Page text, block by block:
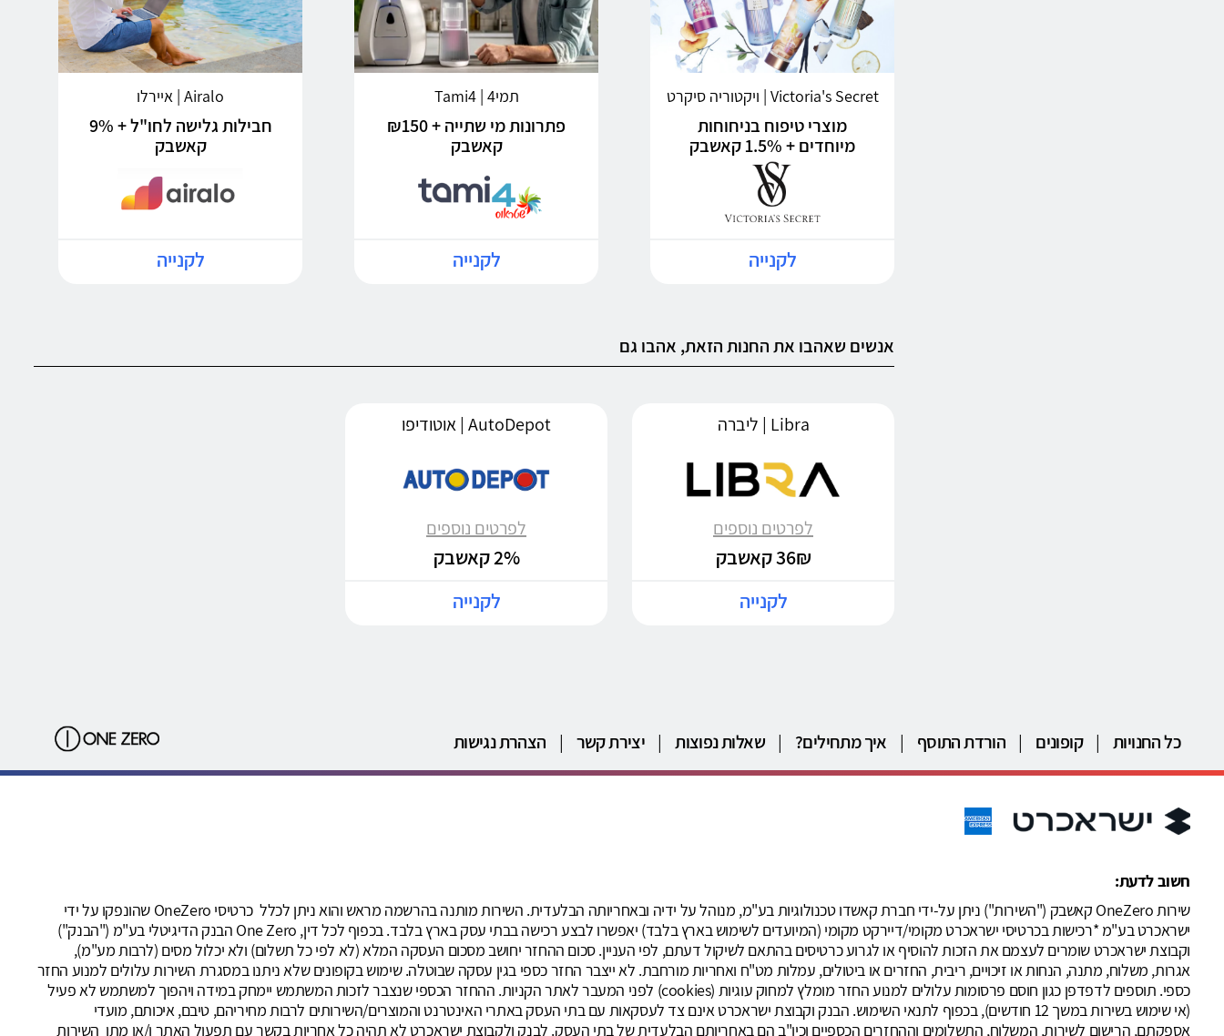
Victoria's Secret | ויקטוריה סיקרט
מוצרי טיפוח בניחוחות
מיוחדים + 1.5% קאשבק
לקנייה
תמי4 | Tami4
פתרונות מי שתייה + ₪150
קאשבק
לקנייה
Airalo | איירלו
חבילות גלישה לחו"ל + 9%
קאשבק
לקנייה
אנשים שאהבו את החנות הזאת, אהבו גם
Libra | ליברה
לפרטים נוספים
36₪ קאשבק
לקנייה
AutoDepot | אוטודיפו
לפרטים נוספים
2% קאשבק
לקנייה
כל החנויות | קופונים | הורדת התוסף | איך מתחילים? | שאלות נפוצות | יצירת קשר | הצהרת נגישות
חשוב לדעת:
שירות OneZero קאשבק ("השירות") ניתן על-ידי חברת קאשדו טכנולוגיות בע"מ, מנוהל על ידיה ובאחריותה הבלעדית. השירות מותנה בהרשמה מראש והוא ניתן לכלל כרטיסי OneZero שהונפקו על ידי
ישראכרט בע"מ *רכישות בכרטיסי ישראכרט מקומי/דיירקט מקומי (המיועדים לשימוש בארץ בלבד) יאפשרו לבצע רכישה בבתי עסק בארץ בלבד. בכפוף לכל דין, One Zero הבנק הדיגיטלי בע"מ ("הבנק")
וקבוצת ישראכרט שומרים לעצמם את הזכות להוסיף או לגרוע כרטיסים בהתאם לשיקול דעתם, לפי העניין. סכום ההחזר יחושב מסכום העסקה המלא (לא לפי כל תשלום) ולא יכלול מסים (לרבות מע"מ),
אגרות, משלוח, מתנה, הנחות או זיכויים, ריבית, החזרים או ביטולים, עמלות מט"ח ואחריות מורחבת. לא ייצבר החזר כספי בגין עסקה שבוטלה. שימוש בקופונים שלא ניתנו במסגרת השירות עלולים למנוע החזר
כספי. תוספים לדפדפן כגון חוסם פרסומות עלולים למנוע החזר מומלץ למחוק עוגיות (cookies) לפני המעבר לאתר הקניות. ההחזר הכספי שנצבר לזכות המשתמש יימחק במידה ויהפוך למשתמש לא פעיל
(אי שימוש בשירות במשך 12 חודשים), בכפוף לתנאי השימוש. הבנק וקבוצת ישראכרט אינם צד לעסקאות עם בתי העסק באתרי האינטרנט והמוצרים/השירותים לרבות מחיריהם, טיבם, איכותם, מועדי
אספקתם, הרישום לשירות, המשלוח, התשלומים וההחזרים הכספיים וכיו"ב הם באחריותם הבלעדית של בתי העסק. לבנק ולקבוצת ישראכרט לא תהיה כל אחריות בקשר עם תפעול האתר ו/או מתן השירות